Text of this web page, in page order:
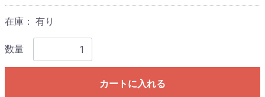
在庫： 有り
数量
カートに入れる